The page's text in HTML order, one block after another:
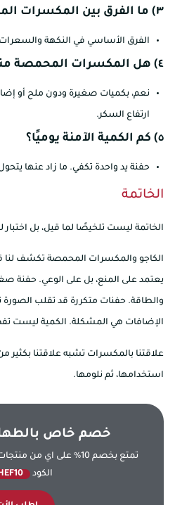
الفرق الأساسي في النكهة والسعرات
نعم، بكميات صغيرة ودون ملح أو
ارتفاع السكر.
حفنة يد واحدة تكفي. ما زاد عنها
الخاتمة
الخاتمة ليست تلخيصًا لما قيل، بل اختبار
الكاجو والمكسرات المحمصة تكشف لنا
يعتمد على المنع، بل على الوعي. حفنة
والطاقة. حفنات متكررة قد تقلب الصورة
الإضافات هي المشكلة. الكمية ليست
علاقتنا بالمكسرات تشبه علاقتنا بكثير
استخدامها، ثم نلومها.
خصم خاص بالطهاة
تمتع بخصم 10% على اي من
الكود
CHEF10